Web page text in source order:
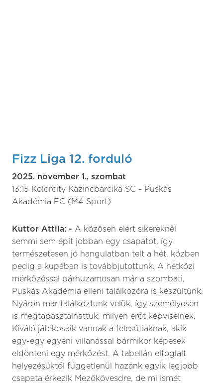
Fizz Liga 12. forduló
2025. november 1., szombat
13:15 Kolorcity Kazincbarcika SC - Puskás
Akadémia FC (M4 Sport)
Kuttor Attila: - A közösen elért sikereknél
semmi sem épít jobban egy csapatot, így
természetesen jó hangulatban telt a hét, közben
pedig a kupában is továbbjutottunk. A hétközi
mérkőzéssel párhuzamosan már a szombati,
Puskás Akadémia elleni találkozóra is készültünk.
Nyáron már találkoztunk velük, így személyesen
is megtapasztalhattuk, milyen erőt képviselnek.
Kiváló játékosaik vannak a felcsútiaknak, akik
egy-egy egyéni villanással bármikor képesek
eldönteni egy mérkőzést. A tabellán elfoglalt
helyezésüktől függetlenül hazánk egyik legjobb
csapata érkezik Mezőkövesdre, de mi ismét